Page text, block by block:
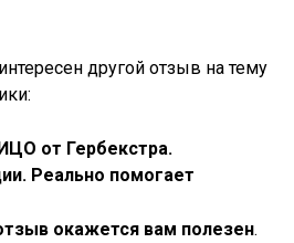
другой отзыв на тему
от Гербекстра.
Реально помогает
окажется вам полезен.